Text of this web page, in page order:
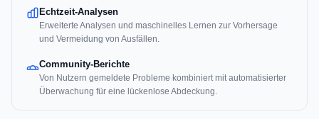
Echtzeit-Analysen
Erweiterte Analysen und maschinelles Lernen zur Vorhersage
und Vermeidung von Ausfällen.
Community-Berichte
Von Nutzern gemeldete Probleme kombiniert mit automatisierter
Überwachung für eine lückenlose Abdeckung.